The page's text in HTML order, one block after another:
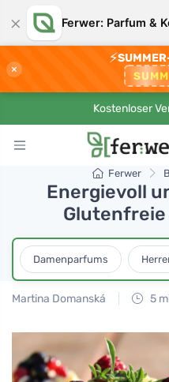
× Ferwer: Parfum &
×
⚡
Kostenloser
Ferwer
Energievoll
Damenparfums
Martina Domanská 5